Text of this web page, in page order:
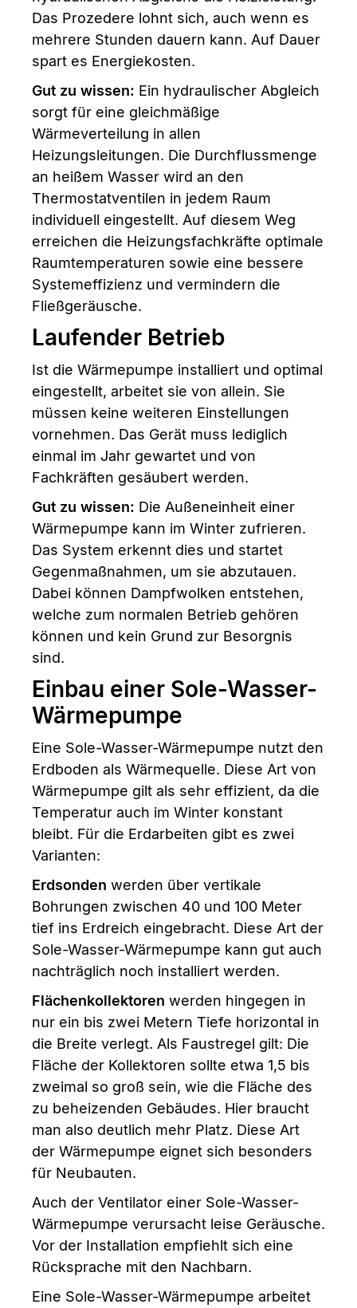
Das Prozedere lohnt sich, auch wenn es
mehrere Stunden dauern kann. Auf Dauer
spart es Energiekosten.
Gut zu wissen: Ein hydraulischer Abgleich
sorgt für eine gleichmäßige
Wärmeverteilung in allen
Heizungsleitungen. Die Durchflussmenge
an heißem Wasser wird an den
Thermostatventilen in jedem Raum
individuell eingestellt. Auf diesem Weg
erreichen die Heizungsfachkräfte optimale
Raumtemperaturen sowie eine bessere
Systemeffizienz und vermindern die
Fließgeräusche.
Laufender Betrieb
Ist die Wärmepumpe installiert und optimal
eingestellt, arbeitet sie von allein. Sie
müssen keine weiteren Einstellungen
vornehmen. Das Gerät muss lediglich
einmal im Jahr gewartet und von
Fachkräften gesäubert werden.
Gut zu wissen: Die Außeneinheit einer
Wärmepumpe kann im Winter zufrieren.
Das System erkennt dies und startet
Gegenmaßnahmen, um sie abzutauen.
Dabei können Dampfwolken entstehen,
welche zum normalen Betrieb gehören
können und kein Grund zur Besorgnis
sind.
Einbau einer Sole-Wasser-
Wärmepumpe
Eine Sole-Wasser-Wärmepumpe nutzt den
Erdboden als Wärmequelle. Diese Art von
Wärmepumpe gilt als sehr effizient, da die
Temperatur auch im Winter konstant
bleibt. Für die Erdarbeiten gibt es zwei
Varianten:
Erdsonden werden über vertikale
Bohrungen zwischen 40 und 100 Meter
tief ins Erdreich eingebracht. Diese Art der
Sole-Wasser-Wärmepumpe kann gut auch
nachträglich noch installiert werden.
Flächenkollektoren werden hingegen in
nur ein bis zwei Metern Tiefe horizontal in
die Breite verlegt. Als Faustregel gilt: Die
Fläche der Kollektoren sollte etwa 1,5 bis
zweimal so groß sein, wie die Fläche des
zu beheizenden Gebäudes. Hier braucht
man also deutlich mehr Platz. Diese Art
der Wärmepumpe eignet sich besonders
für Neubauten.
Auch der Ventilator einer Sole-Wasser-
Wärmepumpe verursacht leise Geräusche.
Vor der Installation empfiehlt sich eine
Rücksprache mit den Nachbarn.
Eine Sole-Wasser-Wärmepumpe arbeitet